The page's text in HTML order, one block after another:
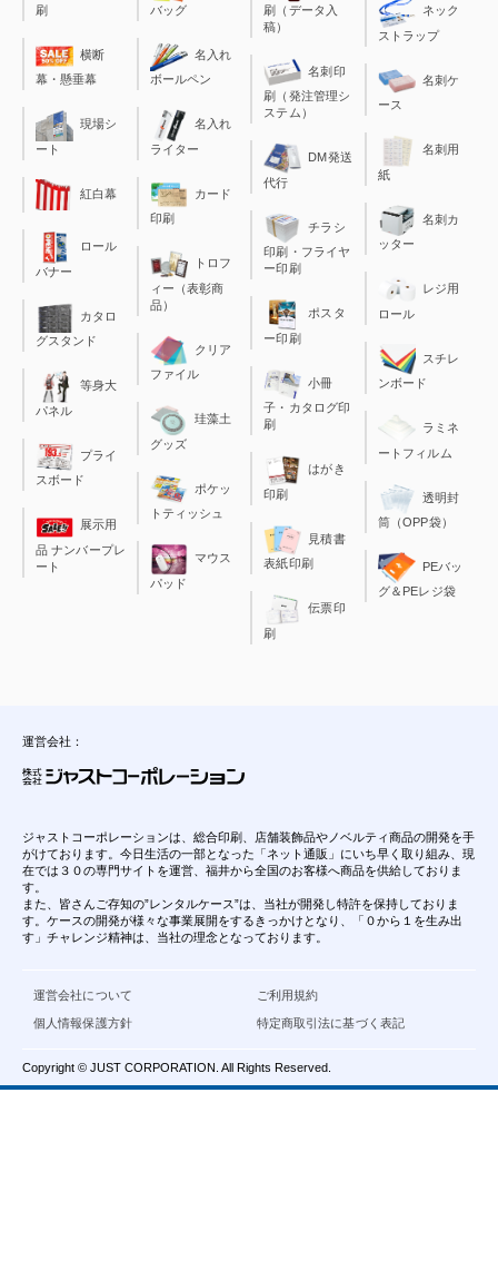
刷
横断
幕・懸垂幕
現場シ
ート
紅白幕
ロール
バナー
カタロ
グスタンド
等身大
パネル
プライ
スボード
展示用
品 ナンバープレ
ート
バッグ
名入れ
ボールペン
名入れ
ライター
カード
印刷
トロフ
ィー（表彰商
品）
クリア
ファイル
珪藻土
グッズ
ポケッ
トティッシュ
マウス
パッド
刷（データ入
稿）
名刺印
刷（発注管理シ
ステム）
DM発送
代行
チラシ
印刷・フライヤ
ー印刷
ポスタ
ー印刷
小冊
子・カタログ印
刷
はがき
印刷
見積書
表紙印刷
伝票印
刷
ネック
ストラップ
名刺ケ
ース
名刺用
紙
名刺カ
ッター
レジ用
ロール
スチレ
ンボード
ラミネ
ートフィルム
透明封
筒（OPP袋）
PEバッ
グ＆PEレジ袋
運営会社：
ジャストコーポレーションは、総合印刷、店舗装飾品やノベルティ商品の開発を手
がけております。今日生活の一部となった「ネット通販」にいち早く取り組み、現
在では３０の専門サイトを運営、福井から全国のお客様へ商品を供給しておりま
す。
また、皆さんご存知の”レンタルケース”は、当社が開発し特許を保持しておりま
す。ケースの開発が様々な事業展開をするきっかけとなり、「０から１を生み出
す」チャレンジ精神は、当社の理念となっております。
運営会社について
個人情報保護方針
ご利用規約
特定商取引法に基づく表記
Copyright © JUST CORPORATION. All Rights Reserved.